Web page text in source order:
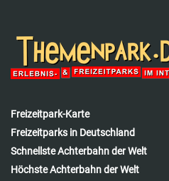
Freizeitpark-Karte
Freizeitparks in Deutschland
Schnellste Achterbahn der Welt
Höchste Achterbahn der Welt